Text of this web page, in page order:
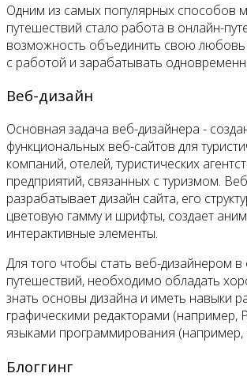
Одним из самых популярных способов
путешествий стало работа в онлайн-
возможность объединить свою любовь
с работой и зарабатывать
Веб-дизайн
Основная задача веб-дизайнера -
функциональных веб-сайтов для
компаний, отелей, туристических
предприятий, связанных с туризмом.
разрабатывает дизайн сайта, его
цветовую гамму и шрифты, создает
интерактивные элементы.
Для того чтобы стать веб-дизайнером
путешествий, необходимо обладать
знать основы дизайна и иметь навыки
графическими редакторами (например,
языками программирования (например,
Блоггинг